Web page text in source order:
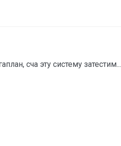
сча эту систему затестим...